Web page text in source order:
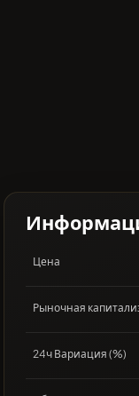
Цена
Рыночная
24ч Вариация (%)